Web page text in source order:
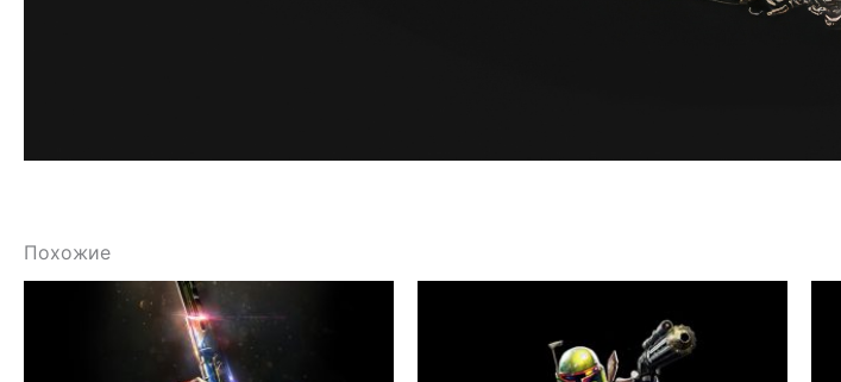
Похожие